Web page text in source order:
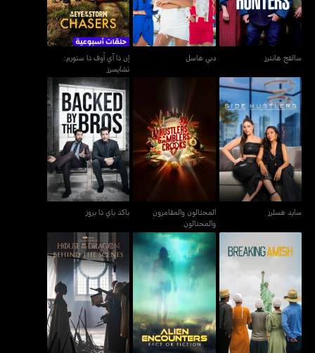
سالفج هانترز دبي هاسل
إن ذا آي أوف ذا ستورم:
تشايسرز
سايد هسلرز
سايد هسلرز
المحتالون والمقامرون
والمحتالون
المحتالون والمقامرون
والمحتالون
باكد باي ذا بروز
باكد باي ذا بروز
بريكنغ أميش
إيليين إنكاونترز: فاكت أور
فكشن
هاوس أوف ذا دراغون:
بيهايند ذا سينز